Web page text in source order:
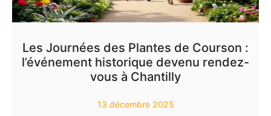
Les Journées des Plantes de Courson :
l’événement historique devenu rendez-
vous à Chantilly
13 décembre 2025